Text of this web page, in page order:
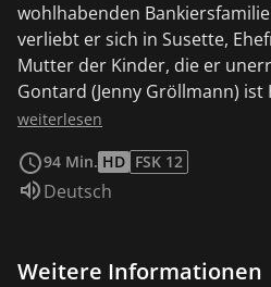
wohlhabenden
verliebt er sich in Susette,
Mutter der Kinder, die er
Gontard (Jenny Gröllmann)
abgeneigt, und es fällt ihnen
Susettes Ehemann Jakob
vom Verhältnis der beiden.
Hölderlin von der schweren
weiterlesen
94 Min. HD FSK 12
Sprache:
Deutsch
Weitere Informationen